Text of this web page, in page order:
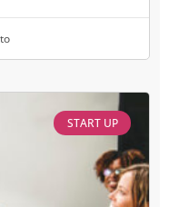
START UP